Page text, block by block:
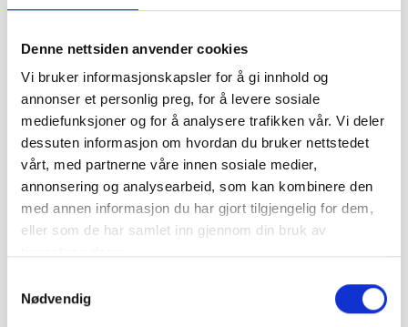
Denne nettsiden anvender cookies
Vi bruker informasjonskapsler for å gi innhold og
annonser et personlig preg, for å levere sosiale
mediefunksjoner og for å analysere trafikken vår. Vi deler
dessuten informasjon om hvordan du bruker nettstedet
vårt, med partnerne våre innen sosiale medier,
annonsering og analysearbeid, som kan kombinere den
med annen informasjon du har gjort tilgjengelig for dem,
eller som de har samlet inn gjennom din bruk av
Nødvendig
Du må reklamere innen rimelig tid dersom du
oppdager feil eller mangler ved varen. Ta kontakt på
e-post eller telefon og vis til ditt ordrenummer og
beskriv feilen eller mangelen. Vi vil evaluere om feilen
eller mangelen, går under definisjonen reklamasjon i
tråd med kjøpsloven og rettspraksis. Dersom du
ønsker en ny vare, blir den tilsendt på Nunataq
nettbutikk sin regning. Ønsker du pengene tilbake, må
du gi oss beskjed om dette. Du vil få pengene
tilbakebetalt innen 14 dager, fra vi mottok varen i